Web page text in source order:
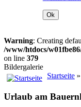
Ok
Warning: Creating
/www/htdocs/
on line 379
Bildergalerie
Startseite »
Urlaub am